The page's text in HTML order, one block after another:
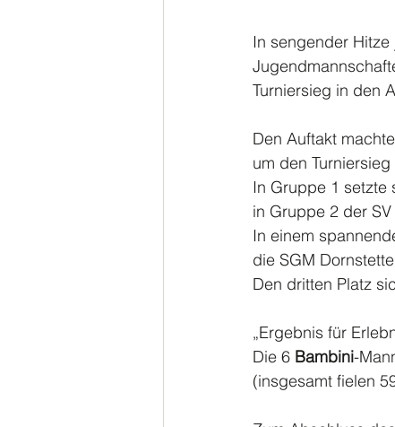
In sengender
Turniersieg in den
Den Auftakt
um den
In Gruppe 1 setzte
in Gruppe 2 der
In einem
die SGM
Den dritten Platz
„Ergebnis für
Die 6 Bambini-
(insgesamt fielen